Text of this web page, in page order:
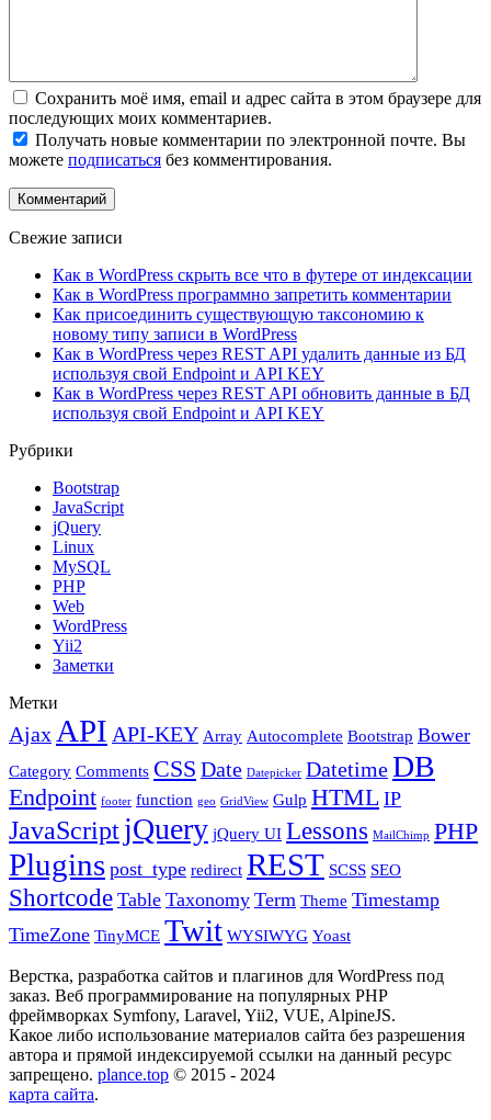
Сохранить моё имя, email и адрес сайта в этом браузере для
последующих моих комментариев.
Получать новые комментарии по электронной почте. Вы
можете подписаться без комментирования.
Свежие записи
Как в WordPress скрыть все что в футере от индексации
Как в WordPress программно запретить комментарии
Как присоединить существующую таксономию к
новому типу записи в WordPress
Как в WordPress через REST API удалить данные из БД
используя свой Endpoint и API KEY
Как в WordPress через REST API обновить данные в БД
используя свой Endpoint и API KEY
Рубрики
Bootstrap
JavaScript
jQuery
Linux
MySQL
PHP
Web
WordPress
Yii2
Заметки
Метки
Ajax API API-KEY Array Autocomplete Bootstrap Bower
Category Comments CSS Date Datepicker DatetimeDB
Endpoint footer function geo GridView Gulp HTML IP
JavaScriptjQuery jQuery UI Lessons MailChimp PHP
Plugins post_type redirect REST SCSS SEO
Shortcode Table Taxonomy Term Theme Timestamp
TimeZone TinyMCE Twit WYSIWYG Yoast
Верстка, разработка сайтов и плагинов для WordPress под
заказ. Веб программирование на популярных PHP
фреймворках Symfony, Laravel, Yii2, VUE, AlpineJS.
Какое либо использование материалов сайта без разрешения
автора и прямой индексируемой ссылки на данный ресурс
запрещено. plance.top © 2015 - 2024
карта сайта.